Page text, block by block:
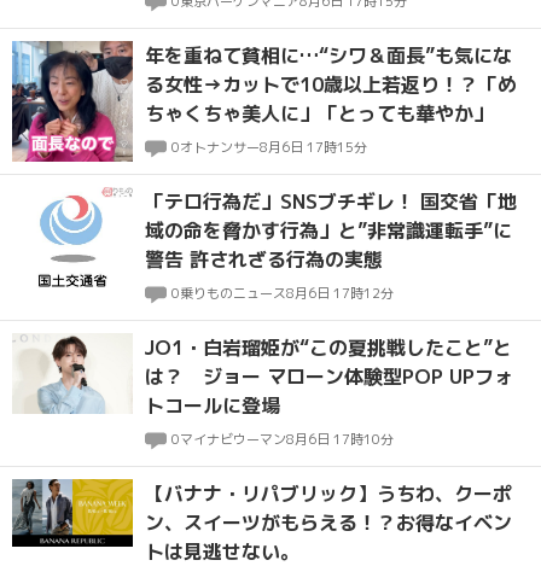
年を重ねて貧相に…“シワ＆面長”も気にな
る女性→カットで10歳以上若返り！？「め
ちゃくちゃ美人に」「とっても華やか」
0オトナンサー8月6日 17時15分
「テロ行為だ」SNSブチギレ！ 国交省「地
域の命を脅かす行為」と”非常識運転手”に
警告 許されざる行為の実態
0乗りものニュース8月6日 17時12分
JO1・白岩瑠姫が“この夏挑戦したこと”と
は？ ジョー マローン体験型POP UPフォ
トコールに登場
0マイナビウーマン8月6日 17時10分
【バナナ・リパブリック】うちわ、クーポ
ン、スイーツがもらえる！？お得なイベン
トは見逃せない。